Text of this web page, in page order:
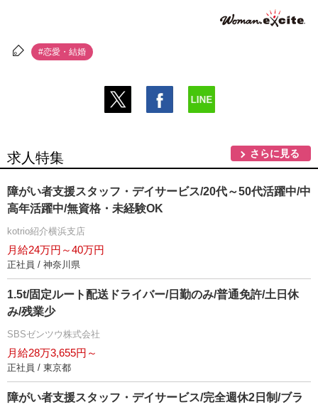
#恋愛・結婚
求人特集 さらに見る
障がい者支援スタッフ・デイサービス/20代～50代活躍中/中
高年活躍中/無資格・未経験OK
kotrio紹介横浜支店
月給24万円～40万円
正社員 / 神奈川県
1.5t/固定ルート配送ドライバー/日勤のみ/普通免許/土日休
み/残業少
SBSゼンツウ株式会社
月給28万3,655円～
正社員 / 東京都
障がい者支援スタッフ・デイサービス/完全週休2日制/ブラ